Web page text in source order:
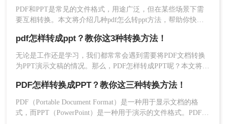
我们只需要借助一些软件来进行格式的转换，但如今市面上的
格式转换软件众多都是收费的，那么pdf怎么免费转ppt格式
呢？
PDF和PPT是常见的文件格式，用途广泛，但在某些场景下需
要互相转换。本文将介绍几种pdf怎么转ppt方法，帮助你快
pdf怎样转成ppt？教你这3种转换方法！
无论是工作还是学习，我们都常常会遇到需要将PDF文档转换
为PPT演示文稿的情况。那么，PDF怎样转成PPT呢？本文将为
PDF怎样转换成PPT？教你这三种转换方法！
PDF（Portable Document Format）是一种用于显示文档的格
式，而PPT（PowerPoint）是一种用于演示的文件格式。PDF文